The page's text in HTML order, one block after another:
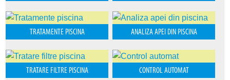
TRATAMENTE PISCINA ANALIZA APEI DIN PISCINA
TRATARE FILTRE PISCINA CONTROL AUTOMAT